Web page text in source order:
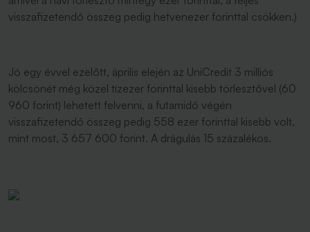
visszafizetendő összeg pedig hetvenezer forinttal csökken.)
Jó egy évvel ezelőtt, április elején az UniCredit 3 milliós
kölcsönét még közel tízezer forinttal kisebb törlesztővel (60
960 forint) lehetett felvenni, a futamidő végén
visszafizetendő összeg pedig 558 ezer forinttal kisebb volt,
mint most, 3 657 600 forint. A drágulás 15 százalékos.